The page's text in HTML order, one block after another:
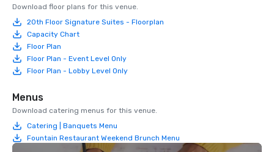
Download floor plans for this venue.
20th Floor Signature Suites - Floorplan
Capacity Chart
Floor Plan
Floor Plan - Event Level Only
Floor Plan - Lobby Level Only
Menus
Download catering menus for this venue.
Catering | Banquets Menu
Fountain Restaurant Weekend Brunch Menu